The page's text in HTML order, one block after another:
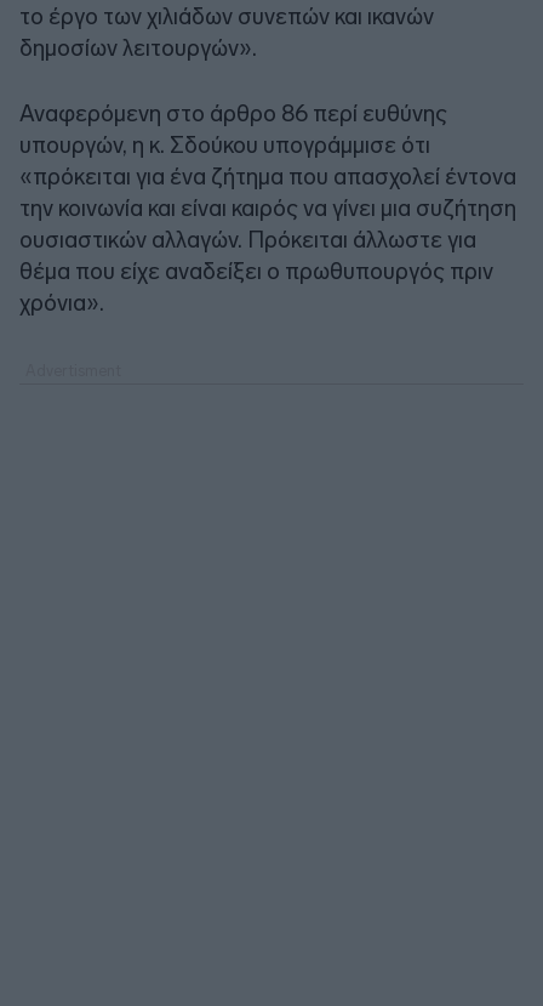
το έργο των χιλιάδων συνεπών και ικανών
δημοσίων λειτουργών».
Αναφερόμενη στο άρθρο 86 περί ευθύνης
υπουργών, η κ. Σδούκου υπογράμμισε ότι
«πρόκειται για ένα ζήτημα που απασχολεί έντονα
την κοινωνία και είναι καιρός να γίνει μια συζήτηση
ουσιαστικών αλλαγών. Πρόκειται άλλωστε για
θέμα που είχε αναδείξει ο πρωθυπουργός πριν
χρόνια».